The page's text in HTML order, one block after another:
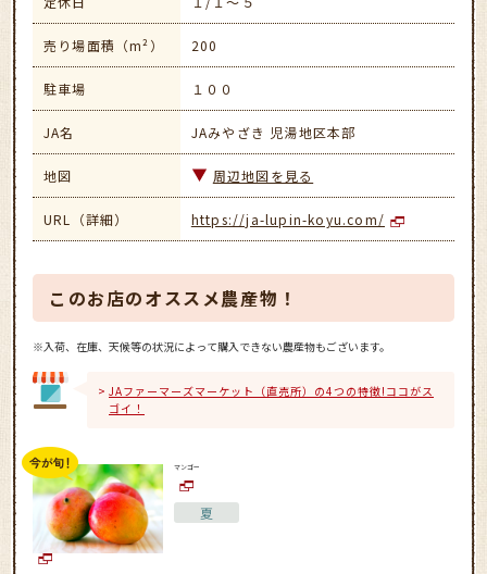
売り場面積（m²） 200
駐車場 １００
JA名 JAみやざき 児湯地区本部
地図 周辺地図を見る
URL（詳細） https://ja-lupin-koyu.com/
このお店のオススメ農産物！
※入荷、在庫、天候等の状況によって購入できない農産物もございます。
JAファーマーズマーケット（直売所）の4つの特徴!ココがス
ゴイ！
マンゴー
夏